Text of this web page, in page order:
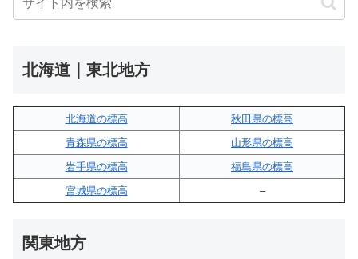
北海道｜東北地方
北海道の標高
秋田県の標高
青森県の標高
山形県の標高
岩手県の標高
福島県の標高
宮城県の標高
–
関東地方